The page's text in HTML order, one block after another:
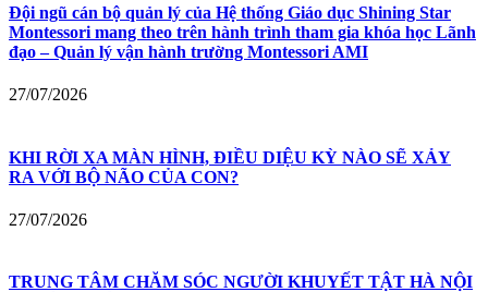
Đội ngũ cán bộ quản lý của Hệ thống Giáo dục Shining Star
Montessori mang theo trên hành trình tham gia khóa học Lãnh
đạo – Quản lý vận hành trường Montessori AMI
27/07/2026
KHI RỜI XA MÀN HÌNH, ĐIỀU DIỆU KỲ NÀO SẼ XẢY
RA VỚI BỘ NÃO CỦA CON?
27/07/2026
TRUNG TÂM CHĂM SÓC NGƯỜI KHUYẾT TẬT HÀ NỘI